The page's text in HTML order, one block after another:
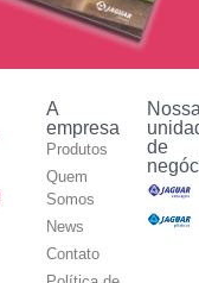
A
empresa
Produtos
Quem
Somos
News
Contato
de